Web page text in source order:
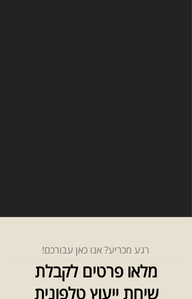
רגע מכריע? אנו כאן עבורכם!
מלאו פרטים לקבלת
שיחת ייעוץ טלפונית